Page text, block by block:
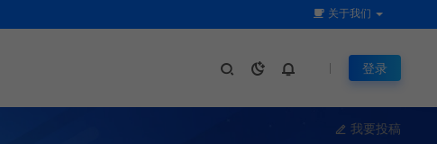
关于我们
登录
我要投稿